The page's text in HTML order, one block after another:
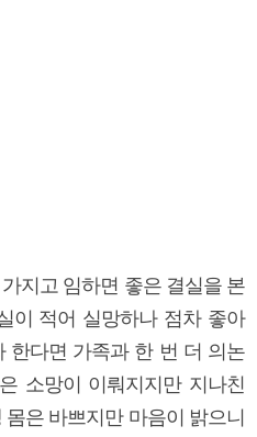
지고 임하면 좋은 결실을 본
이 적어 실망하나 점차 좋아
한다면 가족과 한 번 더 의논
소망이 이뤄지지만 지나친
은 바쁘지만 마음이 밝으니